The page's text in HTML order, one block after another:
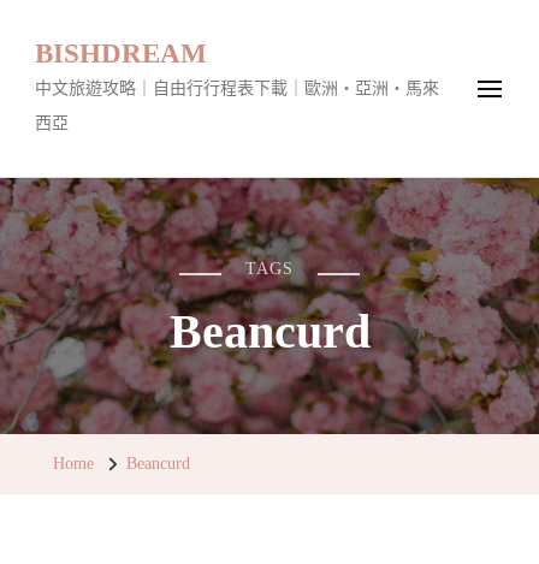
BISHDREAM
中文旅遊攻略｜自由行行程表下載｜歐洲・亞洲・馬來
西亞
TAGS
Beancurd
Home Beancurd